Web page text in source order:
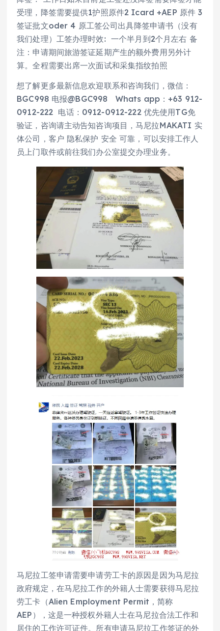
受理，降签需要提供1护照原件2 Icard +AEP 原件 3
签证批文oder 4 原工签公司出具降签申请书（没有
我们处理）工签办理时效: 一个半月到2个月左右 备
注：申请期间旅游签证延期产生的额外费用另外计
算。全程需要出席一次面试和采集指纹拍照
想了解更多最新信息欢迎联系和咨询我们，微信：
BGC998 电报@BGC998 Whats app：+63 912-
0912-222 电话：0912-0912-222 优先使用TG免
验证，咨询请主动告知咨询项目，马尼拉MAKATI 实
体公司，客户 隐私保护 安全 可靠，可以安排工作人
员上门取件或前往我们办公室提交办理业务。
马尼拉工签申请需要申请劳工卡的原因是因为马尼拉
政府规定，在马尼拉工作的外籍人士需要获得马尼拉
劳工卡（Alien Employment Permit，简称
AEP），这是一种授权外籍人士在马尼拉合法工作和
居住的工作许可证件。所有申请马尼拉工作签证的外